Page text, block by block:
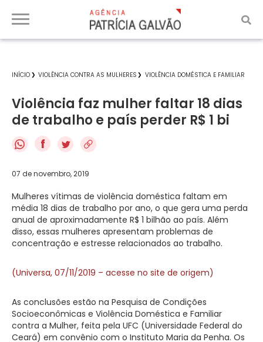
INÍCIO VIOLÊNCIA CONTRA AS MULHERES VIOLÊNCIA DOMÉSTICA E FAMILIAR
Violência faz mulher faltar 18 dias
de trabalho e país perder R$ 1 bi
f
07 de novembro, 2019
Mulheres vítimas de violência doméstica faltam em
média 18 dias de trabalho por ano, o que gera uma perda
anual de aproximadamente R$ 1 bilhão ao país. Além
disso, essas mulheres apresentam problemas de
concentração e estresse relacionados ao trabalho.
(Universa, 07/11/2019 – acesse no site de origem)
As conclusões estão na Pesquisa de Condições
Socioeconômicas e Violência Doméstica e Familiar
contra a Mulher, feita pela UFC (Universidade Federal do
Ceará) em convênio com o Instituto Maria da Penha. Os